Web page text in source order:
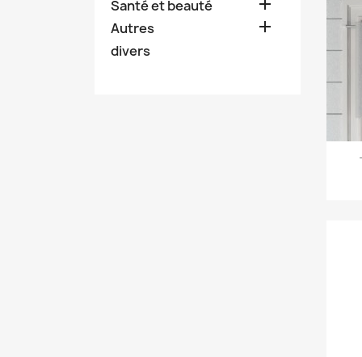
Santé et beauté 
Autres 
divers